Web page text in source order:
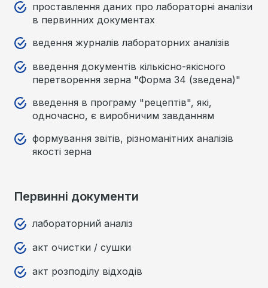
проставлення даних про лабораторні аналізи
в первинних документах
ведення журналів лабораторних аналізів
введення документів кількісно-якісного
перетворення зерна "Форма 34 (зведена)"
введення в програму "рецептів", які,
одночасно, є виробничим завданням
формування звітів, різноманітних аналізів
якості зерна
Первинні документи
лабораторний аналіз
акт очистки / сушки
акт розподілу відходів